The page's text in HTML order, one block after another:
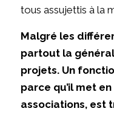
tous assujettis à la
Malgré les
partout la
projets. Un
parce qu’il met
associations, est